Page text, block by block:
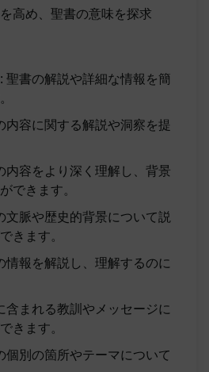
高め、聖書の意味を探求
聖書の解説や詳細な情報を簡
内容に関する解説や洞察を提
内容をより深く理解し、背景
できます。
文脈や歴史的背景について説
きます。
情報を解説し、理解するのに
含まれる教訓やメッセージに
きます。
個別の箇所やテーマについて